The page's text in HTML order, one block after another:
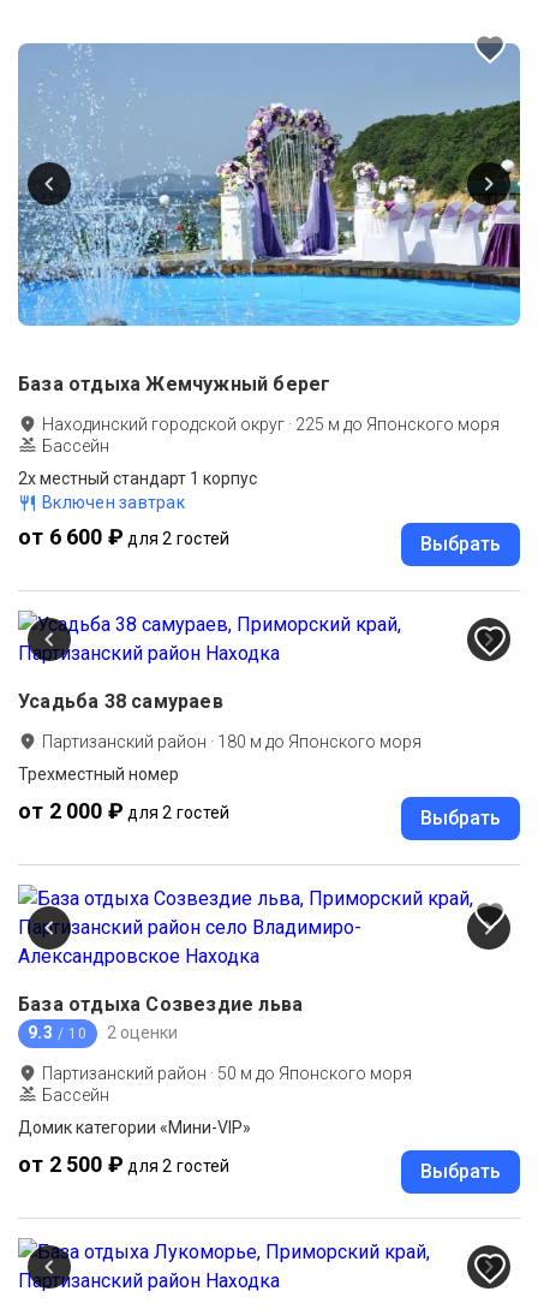
База отдыха Жемчужный берег
Находинский городской округ · 225 м до Японского моря
Бассейн
2х местный стандарт 1 корпус
Включен завтрак
от 6 600 ₽ для 2 гостей Выбрать
Усадьба 38 самураев
Партизанский район · 180 м до Японского моря
Трехместный номер
от 2 000 ₽ для 2 гостей Выбрать
База отдыха Созвездие льва
9.3 / 10 2 оценки
Партизанский район · 50 м до Японского моря
Бассейн
Домик категории «Мини-VIP»
от 2 500 ₽ для 2 гостей Выбрать